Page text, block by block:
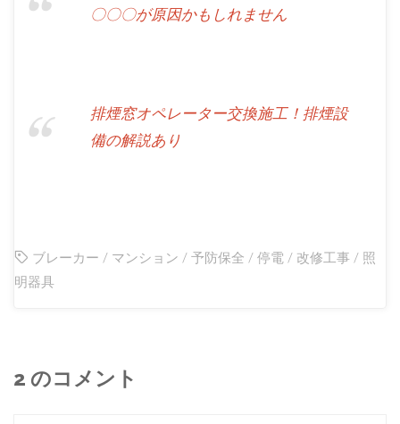
〇〇〇が原因かもしれません
排煙窓オペレーター交換施工！排煙設
備の解説あり
ブレーカー / マンション / 予防保全 / 停電/ 改修工事/ 照
明器具
2 のコメント